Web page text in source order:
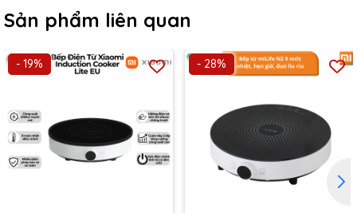
Sản phẩm liên quan
- 19% - 28%